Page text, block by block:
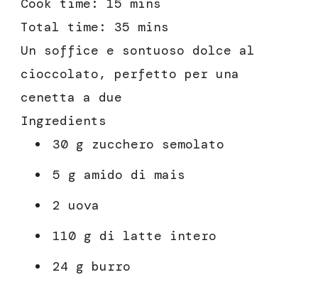
Cook time: 15 mins
Total time: 35 mins
Un soffice e sontuoso dolce al
cioccolato, perfetto per una
cenetta a due
Ingredients
30 g zucchero semolato
5 g amido di mais
2 uova
110 g di latte intero
24 g burro